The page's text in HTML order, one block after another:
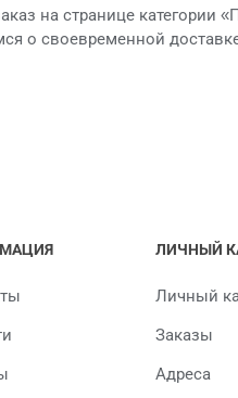
на странице категории
о своевременной
ЛИЧНЫЙ
Личный
Заказы
Адреса